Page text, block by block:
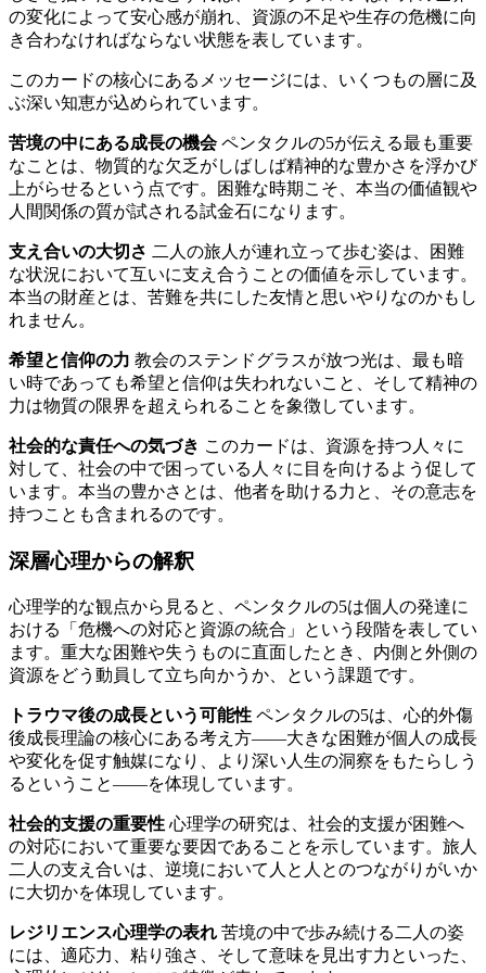
の変化によって安心感が崩れ、資源の不足や生存の危機に向
き合わなければならない状態を表しています。
このカードの核心にあるメッセージには、いくつもの層に及
ぶ深い知恵が込められています。
苦境の中にある成長の機会ペンタクルの5が伝える最も重要
なことは、物質的な欠乏がしばしば精神的な豊かさを浮かび
上がらせるという点です。困難な時期こそ、本当の価値観や
人間関係の質が試される試金石になります。
支え合いの大切さ 二人の旅人が連れ立って歩む姿は、困難
な状況において互いに支え合うことの価値を示しています。
本当の財産とは、苦難を共にした友情と思いやりなのかもし
れません。
希望と信仰の力 教会のステンドグラスが放つ光は、最も暗
い時であっても希望と信仰は失われないこと、そして精神の
力は物質の限界を超えられることを象徴しています。
社会的な責任への気づき このカードは、資源を持つ人々に
対して、社会の中で困っている人々に目を向けるよう促して
います。本当の豊かさとは、他者を助ける力と、その意志を
持つことも含まれるのです。
深層心理からの解釈
心理学的な観点から見ると、ペンタクルの5は個人の発達に
おける「危機への対応と資源の統合」という段階を表してい
ます。重大な困難や失うものに直面したとき、内側と外側の
資源をどう動員して立ち向かうか、という課題です。
トラウマ後の成長という可能性 ペンタクルの5は、心的外傷
後成長理論の核心にある考え方——大きな困難が個人の成長
や変化を促す触媒になり、より深い人生の洞察をもたらしう
るということ——を体現しています。
社会的支援の重要性 心理学の研究は、社会的支援が困難へ
の対応において重要な要因であることを示しています。旅人
二人の支え合いは、逆境において人と人とのつながりがいか
に大切かを体現しています。
レジリエンス心理学の表れ 苦境の中で歩み続ける二人の姿
には、適応力、粘り強さ、そして意味を見出す力といった、